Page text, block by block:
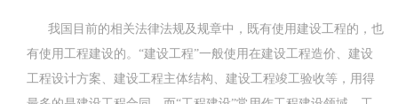
我国目前的相关法律法规及规章中，既有使用建设工程的，也
有使用工程建设的。“建设工程”一般使用在建设工程造价、建设
工程设计方案、建设工程主体结构、建设工程竣工验收等，用得